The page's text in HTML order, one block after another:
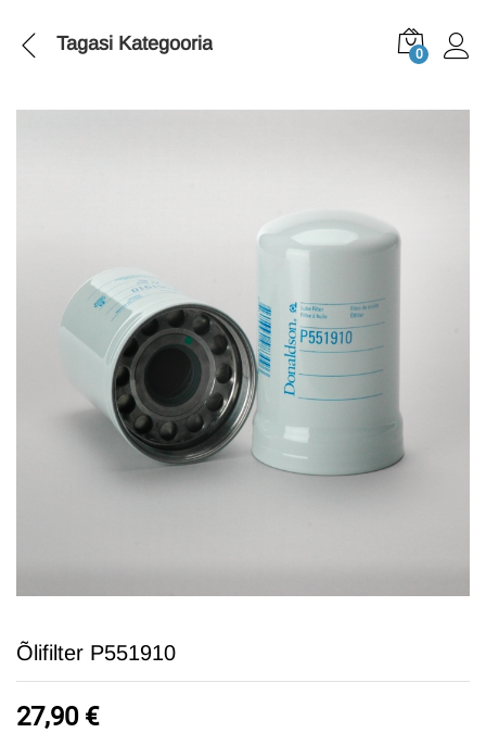
Tagasi Kategooria 0
Õlifilter P551910
27,90 €